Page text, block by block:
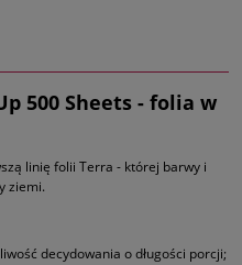
500 Sheets - folia w
linię folii Terra - której barwy i
ziemi.
decydowania o długości porcji;